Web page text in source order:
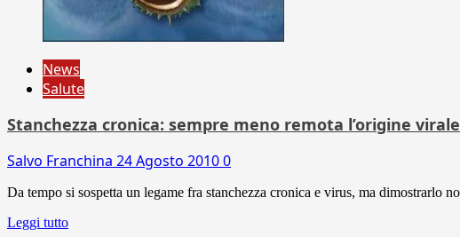
News
Salute
Stanchezza cronica: sempre meno remota l’origine
Salvo Franchina 24 Agosto 20100
Da tempo si sospetta un legame fra stanchezza cronica e virus, ma dimostrarlo
Leggi tutto